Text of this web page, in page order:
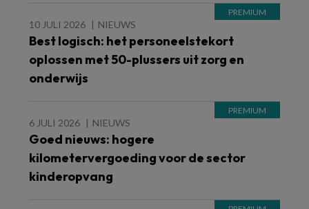
10 JULI 2026 NIEUWS
Best logisch: het personeelstekort
oplossen met 50-plussers uit zorg en
onderwijs
6 JULI 2026 NIEUWS
Goed nieuws: hogere
kilometervergoeding voor de sector
kinderopvang